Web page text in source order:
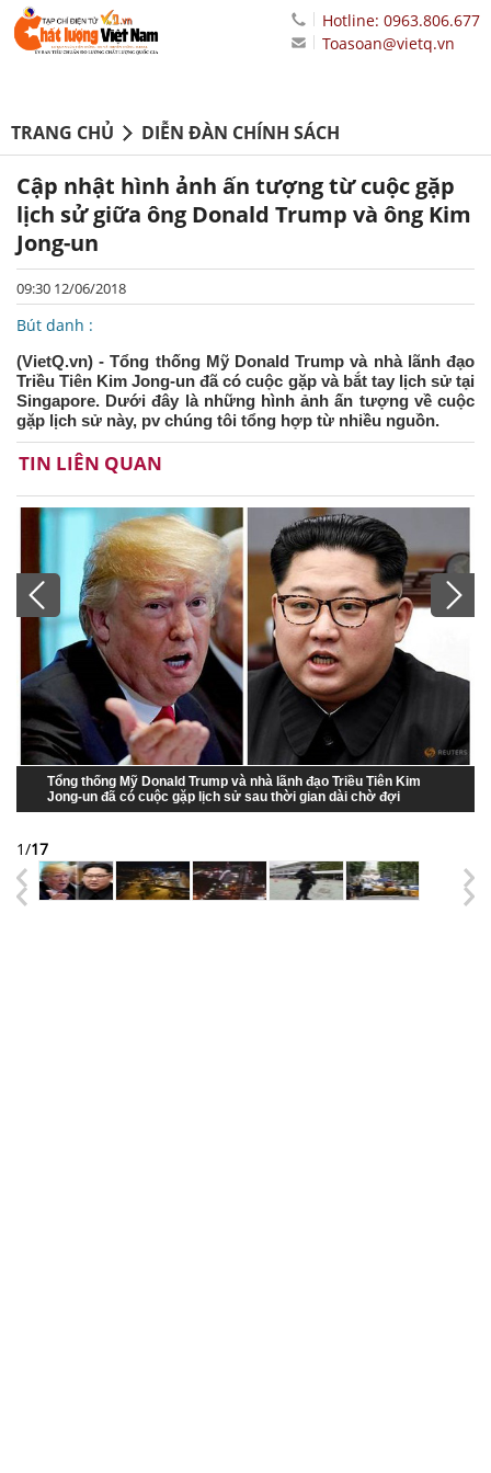
Hotline: 0963.806.677
Toasoan@vietq.vn
TRANG CHỦ DIỄN ĐÀN CHÍNH SÁCH
Cập nhật hình ảnh ấn tượng từ cuộc gặp
lịch sử giữa ông Donald Trump và ông Kim
Jong-un
09:30 12/06/2018
Bút danh :
(VietQ.vn) - Tổng thống Mỹ Donald Trump và nhà lãnh đạo
Triều Tiên Kim Jong-un đã có cuộc gặp và bắt tay lịch sử tại
Singapore. Dưới đây là những hình ảnh ấn tượng về cuộc
gặp lịch sử này, pv chúng tôi tổng hợp từ nhiều nguồn.
TIN LIÊN QUAN
Tổng thống Mỹ Donald Trump và nhà lãnh đạo Triều Tiên Kim
Jong-un đã có cuộc gặp lịch sử sau thời gian dài chờ đợi
1/17